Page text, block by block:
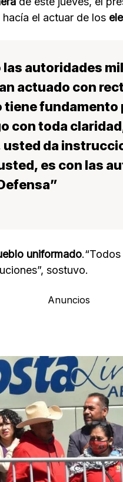
hacía el actuar de los
las autoridades
actuado con
fundamento
con toda
usted da
es con las
uniformado
sostuvo.
Anuncios